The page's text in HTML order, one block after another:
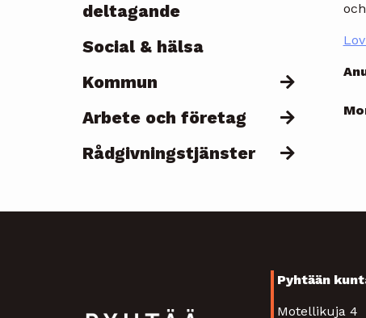
deltagande
Social & hälsa
Kommun
Arbete och företag
Rådgivningstjänster
Pyhtään
Motellikuja 4